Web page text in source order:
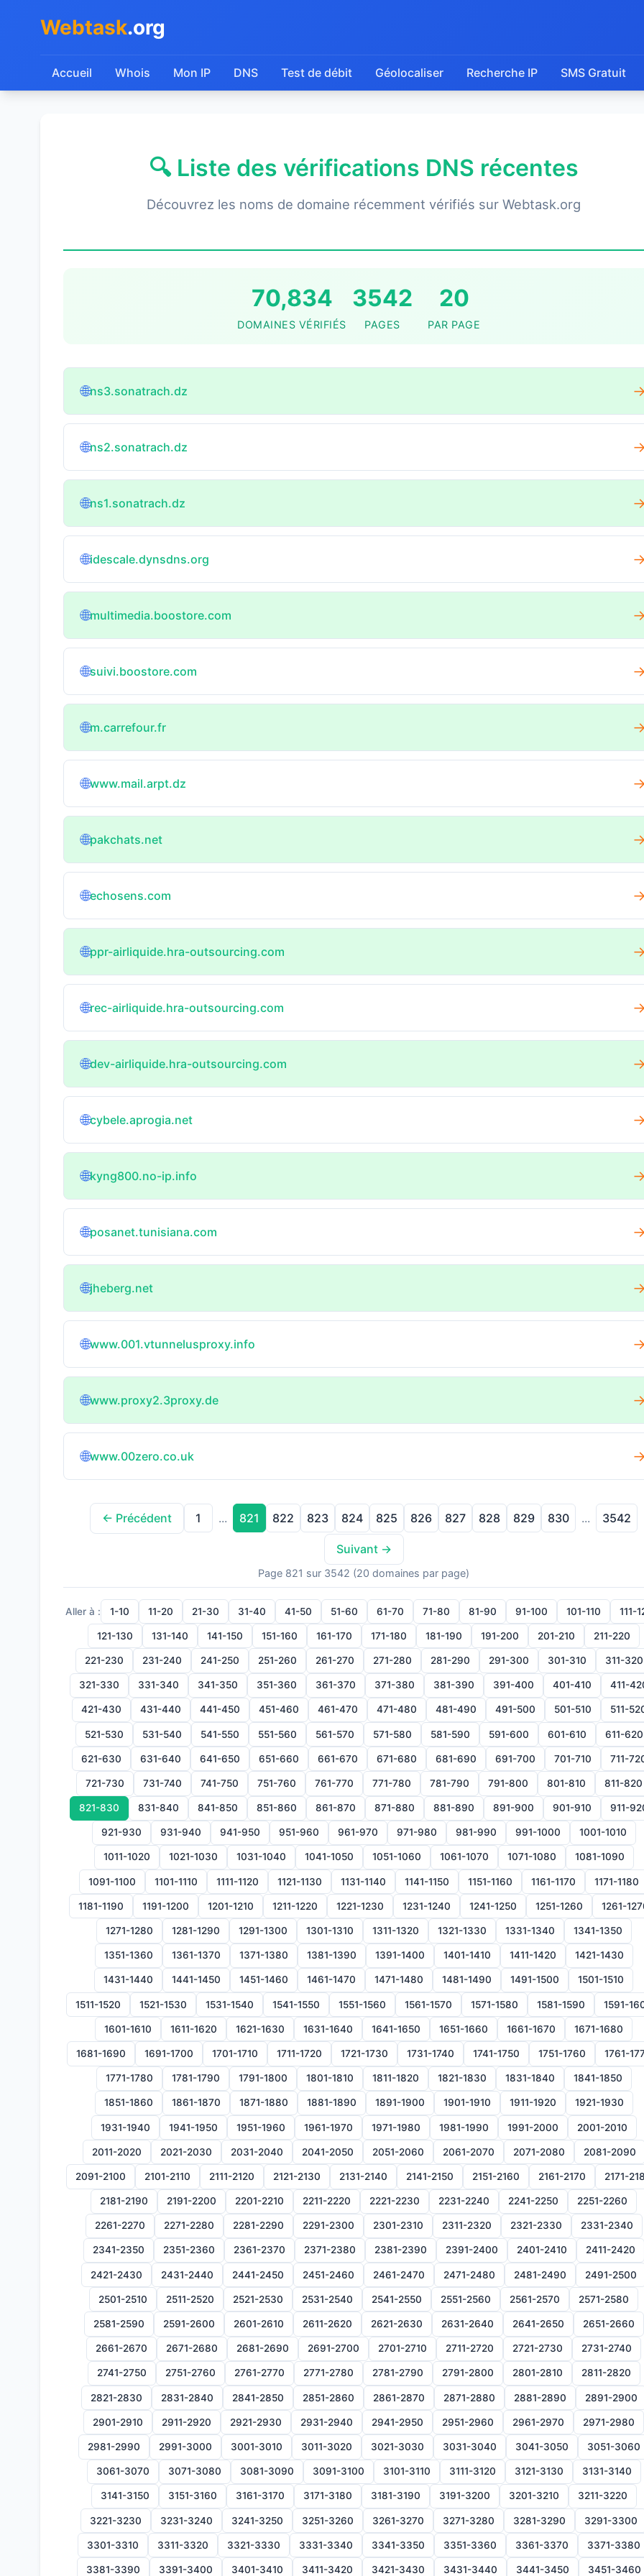
Webtask.org
Accueil Whois Mon IP DNS Test de débit Géolocaliser Recherche IP SMS Gratuit
🔍 Liste des vérifications DNS récentes
Découvrez les noms de domaine récemment vérifiés sur Webtask.org
70,834
DOMAINES VÉRIFIÉS
3542
PAGES
20
PAR PAGE
🌐ns3.sonatrach.dz →
🌐ns2.sonatrach.dz →
🌐ns1.sonatrach.dz →
🌐idescale.dynsdns.org →
🌐multimedia.boostore.com →
🌐suivi.boostore.com →
🌐m.carrefour.fr →
🌐www.mail.arpt.dz →
🌐pakchats.net →
🌐echosens.com →
🌐ppr-airliquide.hra-outsourcing.com →
🌐rec-airliquide.hra-outsourcing.com →
🌐dev-airliquide.hra-outsourcing.com →
🌐cybele.aprogia.net →
🌐kyng800.no-ip.info →
🌐posanet.tunisiana.com →
🌐jheberg.net →
🌐www.001.vtunnelusproxy.info →
🌐www.proxy2.3proxy.de →
🌐www.00zero.co.uk →
← Précédent 1 ... 821 822 823 824 825 826 827 828 829 830 ... 3542
Suivant →
Page 821 sur 3542 (20 domaines par page)
Aller à : 1-10 11-20 21-30 31-40 41-50 51-60 61-70 71-80 81-90 91-100 101-110 111-
121-130 131-140 141-150 151-160 161-170 171-180 181-190 191-200 201-210 211-220
221-230 231-240 241-250 251-260 261-270 271-280 281-290 291-300 301-310 311-320
321-330 331-340 341-350 351-360 361-370 371-380 381-390 391-400 401-410 411-
421-430 431-440 441-450 451-460 461-470 471-480 481-490 491-500 501-510 511-
521-530 531-540 541-550 551-560 561-570 571-580 581-590 591-600 601-610 611-620
621-630 631-640 641-650 651-660 661-670 671-680 681-690 691-700 701-710 711-
721-730 731-740 741-750 751-760 761-770 771-780 781-790 791-800 801-810 811-820
821-830 831-840 841-850 851-860 861-870 871-880 881-890 891-900 901-910 911-
921-930 931-940 941-950 951-960 961-970 971-980 981-990 991-1000 1001-1010
1011-1020 1021-1030 1031-1040 1041-1050 1051-1060 1061-1070 1071-1080 1081-1090
1091-1100 1101-1110 1111-1120 1121-1130 1131-1140 1141-1150 1151-1160 1161-1170 1171-1180
1181-1190 1191-1200 1201-1210 1211-1220 1221-1230 1231-1240 1241-1250 1251-1260 1261-
1271-1280 1281-1290 1291-1300 1301-1310 1311-1320 1321-1330 1331-1340 1341-1350
1351-1360 1361-1370 1371-1380 1381-1390 1391-1400 1401-1410 1411-1420 1421-1430
1431-1440 1441-1450 1451-1460 1461-1470 1471-1480 1481-1490 1491-1500 1501-1510
1511-1520 1521-1530 1531-1540 1541-1550 1551-1560 1561-1570 1571-1580 1581-1590 1591-
1601-1610 1611-1620 1621-1630 1631-1640 1641-1650 1651-1660 1661-1670 1671-1680
1681-1690 1691-1700 1701-1710 1711-1720 1721-1730 1731-1740 1741-1750 1751-1760 1761-
1771-1780 1781-1790 1791-1800 1801-1810 1811-1820 1821-1830 1831-1840 1841-1850
1851-1860 1861-1870 1871-1880 1881-1890 1891-1900 1901-1910 1911-1920 1921-1930
1931-1940 1941-1950 1951-1960 1961-1970 1971-1980 1981-1990 1991-2000 2001-2010
2011-2020 2021-2030 2031-2040 2041-2050 2051-2060 2061-2070 2071-2080 2081-2090
2091-2100 2101-2110 2111-2120 2121-2130 2131-2140 2141-2150 2151-2160 2161-2170 2171-
2181-2190 2191-2200 2201-2210 2211-2220 2221-2230 2231-2240 2241-2250 2251-2260
2261-2270 2271-2280 2281-2290 2291-2300 2301-2310 2311-2320 2321-2330 2331-2340
2341-2350 2351-2360 2361-2370 2371-2380 2381-2390 2391-2400 2401-2410 2411-2420
2421-2430 2431-2440 2441-2450 2451-2460 2461-2470 2471-2480 2481-2490 2491-2500
2501-2510 2511-2520 2521-2530 2531-2540 2541-2550 2551-2560 2561-2570 2571-2580
2581-2590 2591-2600 2601-2610 2611-2620 2621-2630 2631-2640 2641-2650 2651-2660
2661-2670 2671-2680 2681-2690 2691-2700 2701-2710 2711-2720 2721-2730 2731-2740
2741-2750 2751-2760 2761-2770 2771-2780 2781-2790 2791-2800 2801-2810 2811-2820
2821-2830 2831-2840 2841-2850 2851-2860 2861-2870 2871-2880 2881-2890 2891-2900
2901-2910 2911-2920 2921-2930 2931-2940 2941-2950 2951-2960 2961-2970 2971-2980
2981-2990 2991-3000 3001-3010 3011-3020 3021-3030 3031-3040 3041-3050 3051-3060
3061-3070 3071-3080 3081-3090 3091-3100 3101-3110 3111-3120 3121-3130 3131-3140
3141-3150 3151-3160 3161-3170 3171-3180 3181-3190 3191-3200 3201-3210 3211-3220
3221-3230 3231-3240 3241-3250 3251-3260 3261-3270 3271-3280 3281-3290 3291-3300
3301-3310 3311-3320 3321-3330 3331-3340 3341-3350 3351-3360 3361-3370 3371-3380
3381-3390 3391-3400 3401-3410 3411-3420 3421-3430 3431-3440 3441-3450 3451-3460